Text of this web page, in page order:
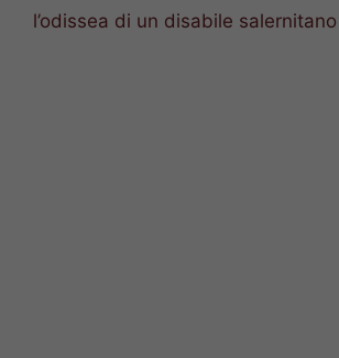
l’odissea di un disabile salernitano